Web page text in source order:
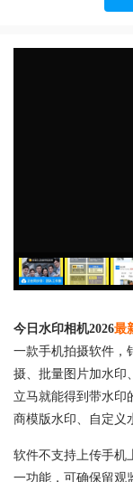
今日水印相机2026最
一款手机拍摄软件，
摄、批量图片加水印
立马就能得到带水印
商模版水印、自定义
软件不支持上传手机
一功能，可确保留观